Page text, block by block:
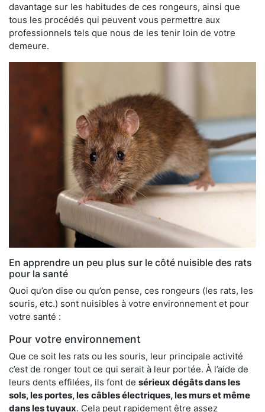
davantage sur les habitudes de ces rongeurs, ainsi que
tous les procédés qui peuvent vous permettre aux
professionnels tels que nous de les tenir loin de votre
demeure.
En apprendre un peu plus sur le côté nuisible des rats
pour la santé
Quoi qu’on dise ou qu’on pense, ces rongeurs (les rats, les
souris, etc.) sont nuisibles à votre environnement et pour
votre santé :
Pour votre environnement
Que ce soit les rats ou les souris, leur principale activité
c’est de ronger tout ce qui serait à leur portée. À l’aide de
leurs dents effilées, ils font de sérieux dégâts dans les
sols, les portes, les câbles électriques, les murs et même
dans les tuyaux. Cela peut rapidement être assez